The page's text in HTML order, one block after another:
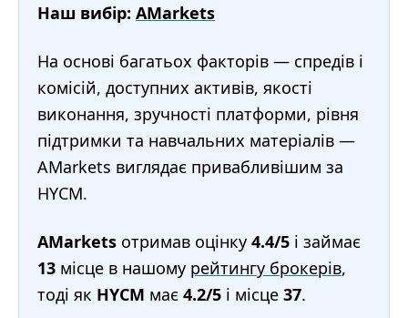
Наш вибір: AMarkets
На основі багатьох факторів — спредів і
комісій, доступних активів, якості
виконання, зручності платформи, рівня
підтримки та навчальних матеріалів —
AMarkets виглядає привабливішим за
HYCM.
AMarkets отримав оцінку 4.4/5 і займає
13 місце в нашому рейтингу брокерів,
тоді як HYCM має 4.2/5 і місце 37.